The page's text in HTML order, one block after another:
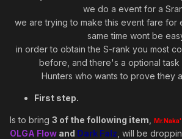
we do a event for a
we are trying to make this event fare for
same time wont be
in order to obtain the S-rank you most
before, and there's a optional task
Hunters who wants to prove they
First step.
Is to bring 3 of the following item
OLGA Flow and Dark Falz , will be